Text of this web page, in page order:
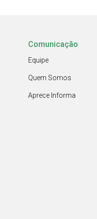
Comunicação
Equipe
Quem Somos
Aprece Informa